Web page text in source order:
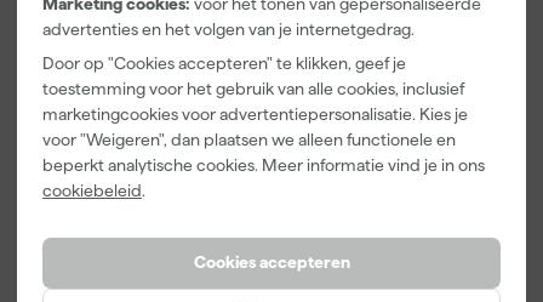
advertenties en het volgen van je internetgedrag.
Door op "Cookies accepteren" te klikken, geef je
toestemming voor het gebruik van alle cookies, inclusief
marketingcookies voor advertentiepersonalisatie. Kies je
voor "Weigeren", dan plaatsen we alleen functionele en
beperkt analytische cookies. Meer informatie vind je in ons
cookiebeleid.
Cookies accepteren
Verfwebwinkel
Je koopt deze krasvaste zijdeglanslak voor binnen op hout,
plaatmateriaal en voorbehandeld metaal gemakkelijk bij
Verfwebwinkel. Deze verf wordt op kleur gemengd en kan niet
geretourneerd worden. Is er iets mis met de kleur neem dan
contact op met de klantenservice. Wil je zakelijk bestellen lees
dan verder over
3,99 5,49 1,39